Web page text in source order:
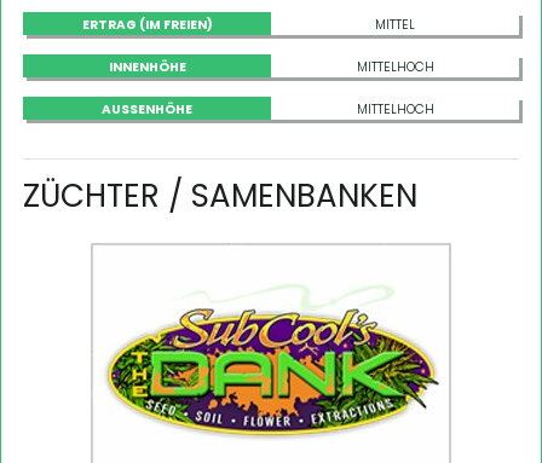
ERTRAG (IM FREIEN) MITTEL
INNENHÖHE MITTELHOCH
AUSSENHÖHE MITTELHOCH
ZÜCHTER / SAMENBANKEN